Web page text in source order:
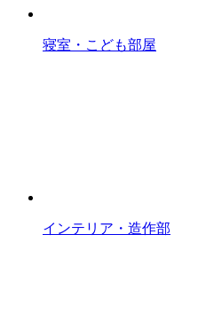
寝室・こども部屋
インテリア・造作部